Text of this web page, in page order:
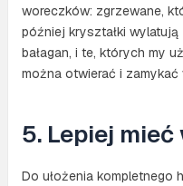
woreczków: zgrzewane,
później kryształki
bałagan, i te, których my
można otwierać i
5. Lepiej
Do ułożenia